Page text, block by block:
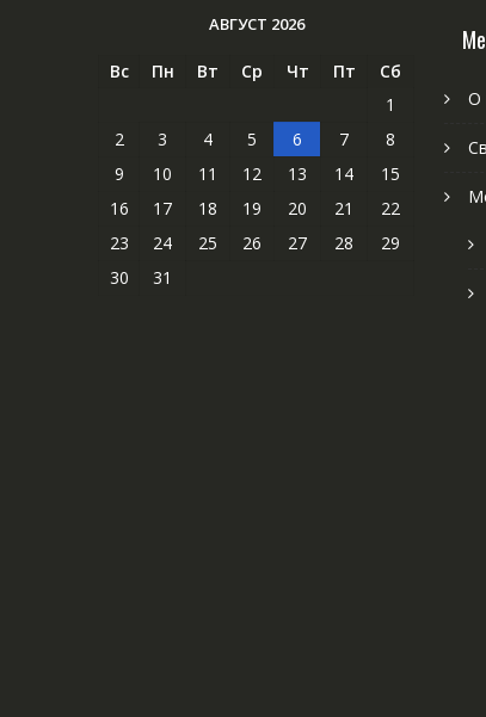
АВГУСТ 2026
Вс Пн Вт Ср Чт Пт
Сб
1
2
3 4 5 6 7
8
9
10 11 12 13 14
15
16
17 18 19 20 21
22
23
24 25 26 27 28
29
30
31
О